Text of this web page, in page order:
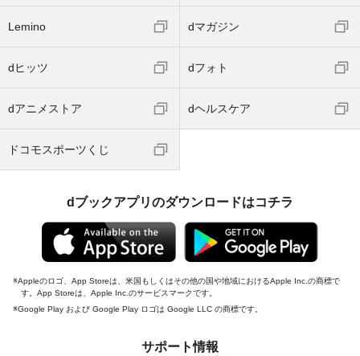
Lemino dマガジン
dヒッツ dフォト
dアニメストア dヘルスケア
ドコモスポーツくじ
dブックアプリのダウンロードはコチラ
Appleのロゴ、App Storeは、米国もしくはその他の国や地域におけるApple Inc.の商標で
す。App Storeは、Apple Inc.のサービスマークです。
Google Play および Google Play ロゴは Google LLC の商標です。
サポート情報